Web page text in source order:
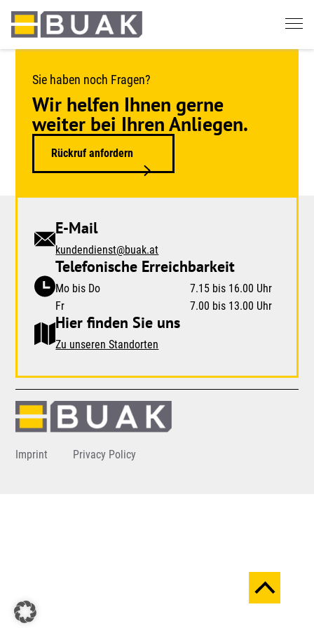
Springe
zum
Sie haben noch Fragen?
Wir helfen Ihnen gerne
weiter bei Ihren Anliegen.
Rückruf anfordern
E-Mail
kundendienst@buak.at
Telefonische Erreichbarkeit
Mo bis Do
7.15 bis 16.00 Uhr
Fr
7.00 bis 13.00 Uhr
Hier finden Sie uns
Zu unseren Standorten
Imprint Privacy Policy